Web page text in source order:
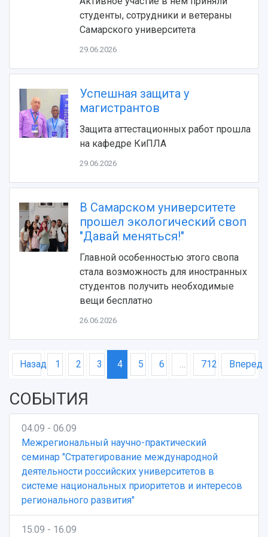
Устойчивое развитие
3D-тур по университету
Музеи
Центр истории авиационных двигателей
Ботанический сад
Умный дом бабочек
Международный межвузовский кампус
Сведения об образовательной организации
Официальные документы
Противодействие COVID-19
Журналы Самарского университета
Научные конференции
Отчеты о проведенных конференциях
студенты, сотрудники и ветераны
Самарского университета
29.06.2026
Успешная защита у
магистрантов
Защита аттестационных работ прошла
на кафедре КиПЛА
29.06.2026
В Самарском университете
прошел экологический своп
"Давай меняться!"
Главной особенностью этого свопа
стала возможность для иностранных
студентов получить необходимые
вещи бесплатно
26.06.2026
Назад 1 2 3 4 5 6 … 712 Вперед
СОБЫТИЯ
04.09 - 06.09
Межрегиональный научно-практический
семинар "Стратегирование международной
деятельности российских университетов в
системе национальных приоритетов и интересов
регионального развития"
15.09 - 16.09